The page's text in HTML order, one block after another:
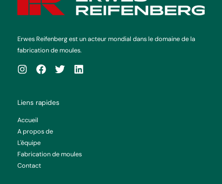
Erwes Reifenberg est un acteur mondial dans le domaine de la
fabrication de moules.
Liens rapides
Accueil
A propos de
L'équipe
Fabrication de moules
Contact